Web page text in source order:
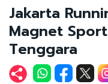
Jakarta
Magnet
Tenggara